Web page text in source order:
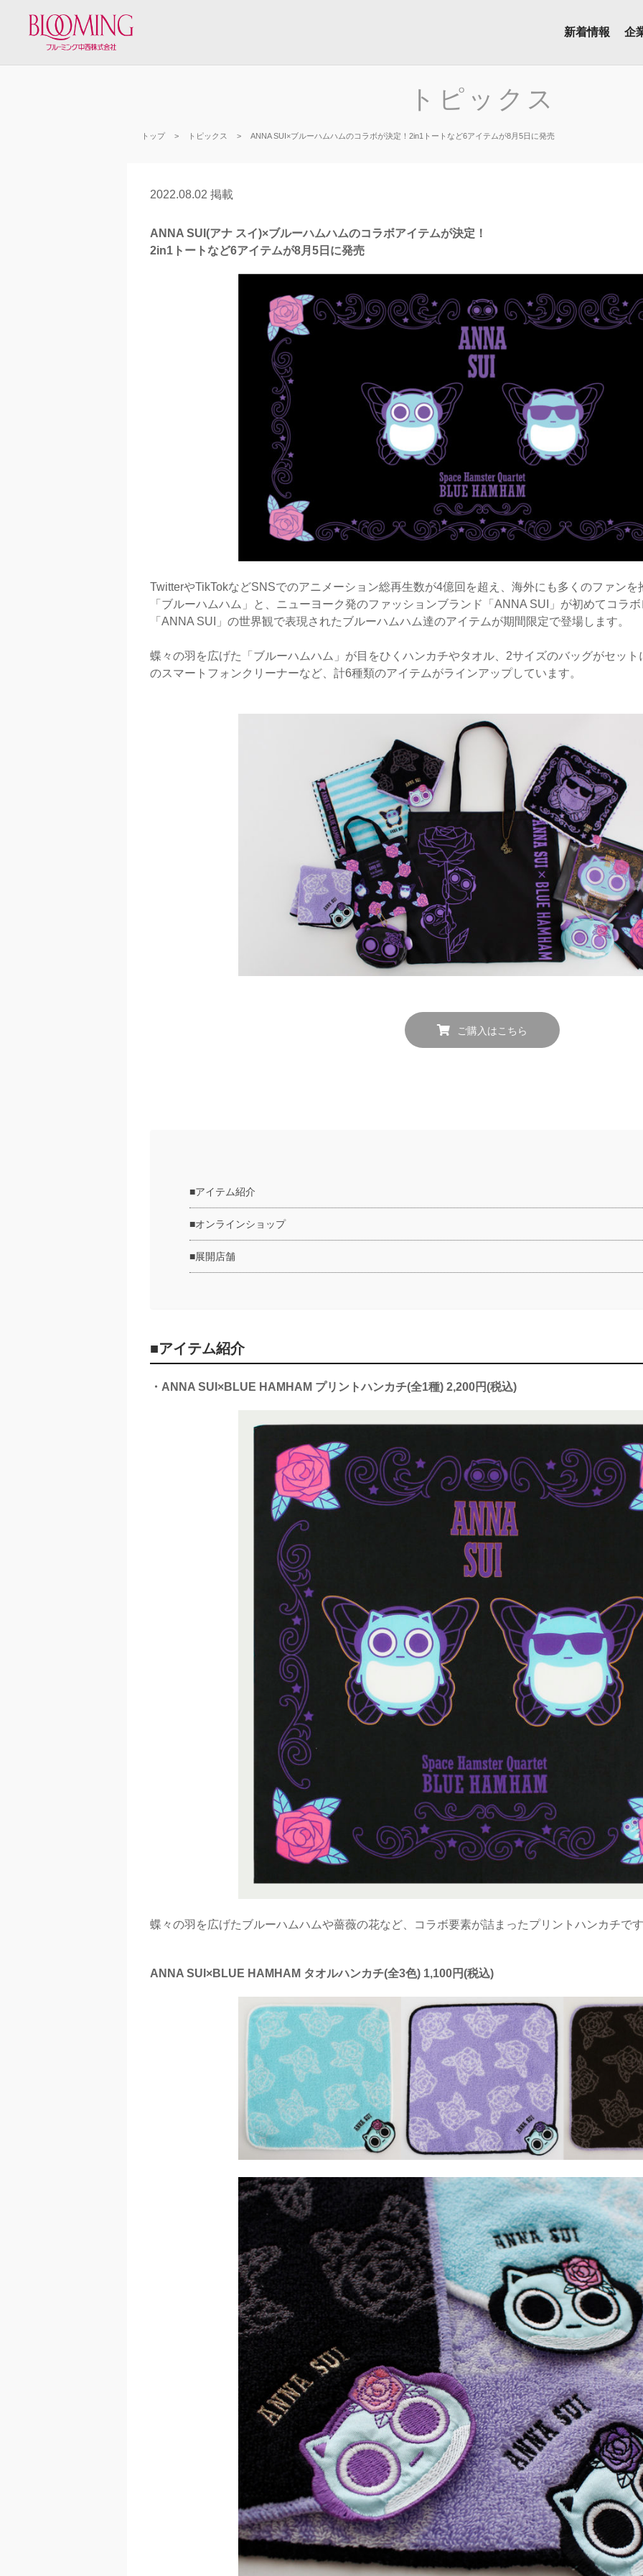
新着情報 企
トピックス
トップ トピックス ANNA SUI×ブルーハムハムのコラボが決定！2in1トートなど6アイテムが8月5日に発売
2022.08.02 掲載
ANNA SUI(アナ スイ)×ブルーハムハムのコラボアイテムが決定！
2in1トートなど6アイテムが8月5日に発売
TwitterやTikTokなどSNSでのアニメーション総再生数が4億回を超え、海外にも多くのファン
「ブルーハムハム」と、ニューヨーク発のファッションブランド「ANNA SUI」が初めてコラ
「ANNA SUI」の世界観で表現されたブルーハムハム達のアイテムが期間限定で登場します。
蝶々の羽を広げた「ブルーハムハム」が目をひくハンカチやタオル、2サイズのバッグがセッ
のスマートフォンクリーナーなど、計6種類のアイテムがラインアップしています。
ご購入はこちら
■アイテム紹介
■オンラインショップ
■展開店舗
■アイテム紹介
・ANNA SUI×BLUE HAMHAM プリントハンカチ(全1種) 2,200円(税込)
蝶々の羽を広げたブルーハムハムや薔薇の花など、コラボ要素が詰まったプリントハンカチで
ANNA SUI×BLUE HAMHAM タオルハンカチ(全3色) 1,100円(税込)